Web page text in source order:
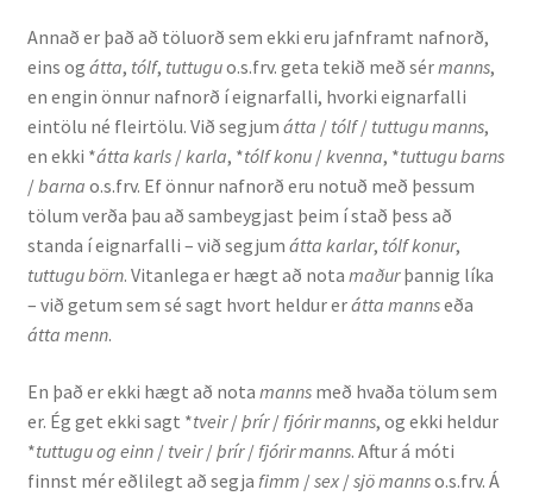
Samstarfsverkefni
Styrkir og verðlaun
Utan Háskólans
Verkefnisstjórn
Þjónusta
Rannsóknir
Máltækni
Annað er það að töluorð sem ekki eru jafnframt nafnorð,
eins og átta, tólf, tuttuguo.s.frv. geta tekið með sérmanns,
en engin önnur nafnorð í eignarfalli, hvorki eignarfalli
eintölu né fleirtölu. Við segjum átta / tólf/ tuttugu manns,
en ekki *átta karls/karla, *tólf konu /kvenna, *tuttugu barns
/barna o.s.frv. Ef önnur nafnorð eru notuð með þessum
tölum verða þau að sambeygjast þeim í stað þess að
standa í eignarfalli – við segjum átta karlar, tólf konur,
tuttugu börn. Vitanlega er hægt að nota maðurþannig líka
– við getum sem sé sagt hvort heldur erátta mannseða
átta menn.
En það er ekki hægt að nota manns með hvaða tölum sem
er. Ég get ekki sagt *tveir/þrír/ fjórir manns, og ekki heldur
*tuttugu og einn/ tveir/þrír/fjórir manns. Aftur á móti
finnst mér eðlilegt að segja fimm /sex /sjö mannso.s.frv. Á